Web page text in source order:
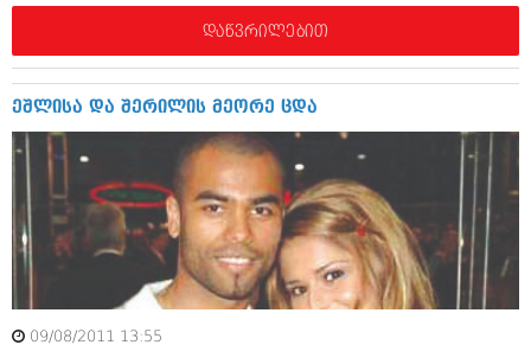
საზოგადოება
მოდი, ვილაპარაკოთ
მოდა + დიზაინი
რელიგია
მედიცინა
მედიცინა
სპორტი
კადრს მიღმა
კულინარია
ავტორჩევები
ბელადები
დაწვრილებით
ეშლისა და შერილის მეორე ცდა
09/08/2011 13:55